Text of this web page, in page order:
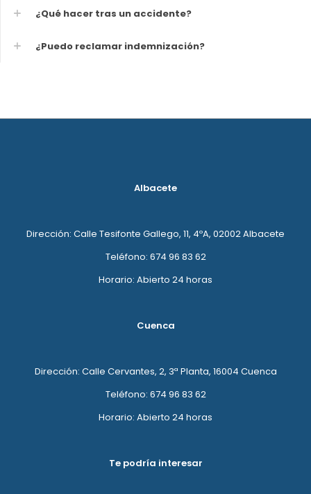
¿Qué hacer tras un accidente?
¿Puedo reclamar indemnización?
Albacete
Dirección: Calle Tesifonte Gallego, 11, 4ºA, 02002 Albacete
Teléfono: 674 96 83 62
Horario: Abierto 24 horas
Cuenca
Dirección: Calle Cervantes, 2, 3ª Planta, 16004 Cuenca
Teléfono: 674 96 83 62
Horario: Abierto 24 horas
Te podría interesar